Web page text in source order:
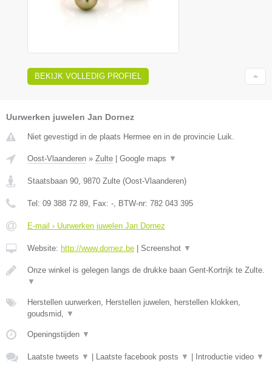
BEKIJK VOLLEDIG PROFIEL
Uurwerken juwelen Jan Dornez
Niet gevestigd in de plaats Hermee en in de provincie Luik.
Oost-Vlaanderen » Zulte Google maps ▼
Staatsbaan 90, 9870 Zulte (Oost-Vlaanderen)
Tel: 09 388 72 89, Fax: -, BTW-nr: 782 043 395
E-mail › Uurwerken juwelen Jan Dornez
Website: http://www.dornez.be Screenshot ▼
Onze winkel is gelegen langs de drukke baan Gent-Kortrijk te Zulte.
▼
Herstellen uurwerken, Herstellen juwelen, herstellen klokken,
goudsmid, ▼
Openingstijden ▼
Laatste tweets ▼ Laatste facebook posts ▼ Introductie video ▼